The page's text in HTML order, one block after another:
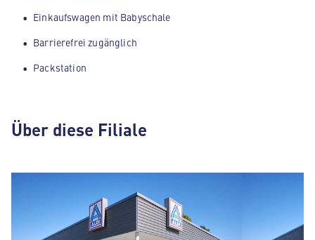
Einkaufswagen mit Babyschale
Barrierefrei zugänglich
Packstation
Über diese Filiale